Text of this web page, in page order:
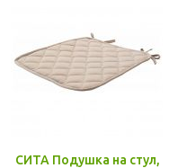
СИТА Подушка на стул,